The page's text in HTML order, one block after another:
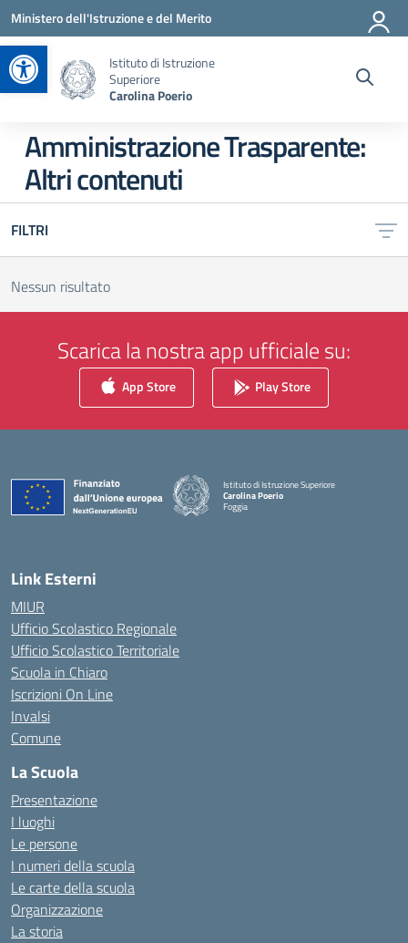
Apri la barra degli strumenti
Vai ai contenuti
Vai al menu di navigazione
Vai al footer
Ministero dell'Istruzione e del Merito
Istituto di Istruzione
Superiore
Carolina Poerio
Amministrazione Trasparente:
Altri contenuti
FILTRI
Nessun risultato
Scarica la nostra app ufficiale su:
App Store Play Store
Istituto di Istruzione Superiore
Carolina Poerio
Foggia
— Visita la pagina iniziale della scuola
Link Esterni
MIUR
Ufficio Scolastico Regionale
Ufficio Scolastico Territoriale
Scuola in Chiaro
Iscrizioni On Line
Invalsi
Comune
La Scuola
Presentazione
I luoghi
Le persone
I numeri della scuola
Le carte della scuola
Organizzazione
La storia